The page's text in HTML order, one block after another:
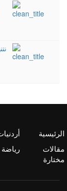
الرئيسية
مقالات
مختارة
رياضة